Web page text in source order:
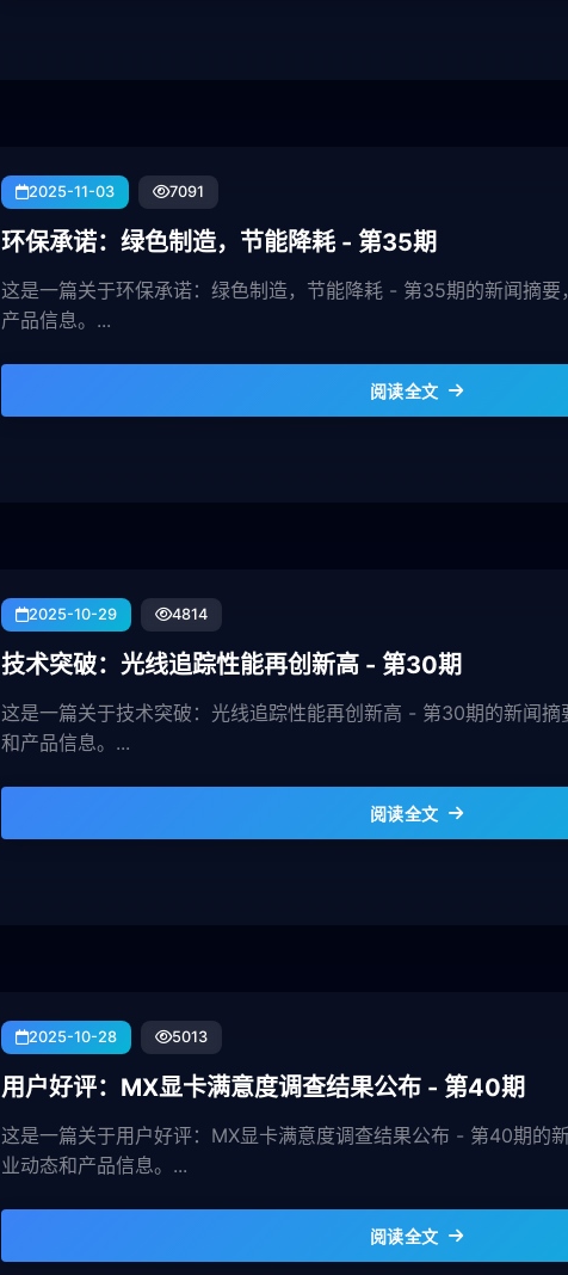
2025-11-03 7091
环保承诺：绿色制造，节能降耗 - 第35期
这是一篇关于环保承诺：绿色制造，节能降耗 - 第35期的新闻摘
产品信息。...
阅读全文
2025-10-29 4814
技术突破：光线追踪性能再创新高 - 第30期
这是一篇关于技术突破：光线追踪性能再创新高 - 第30期的新闻
和产品信息。...
阅读全文
2025-10-28 5013
用户好评：MX显卡满意度调查结果公布 - 第40期
这是一篇关于用户好评：MX显卡满意度调查结果公布 - 第40期的
业动态和产品信息。...
阅读全文